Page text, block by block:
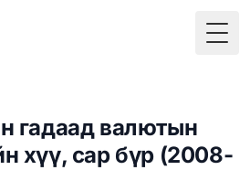
гадаад валютын
хүү, сар бүр (2008-